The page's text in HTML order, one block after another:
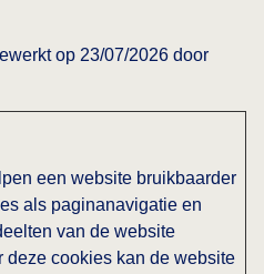
op 23/07/2026 door
een website bruikbaarder
als paginanavigatie en
van de website
deze cookies kan de website